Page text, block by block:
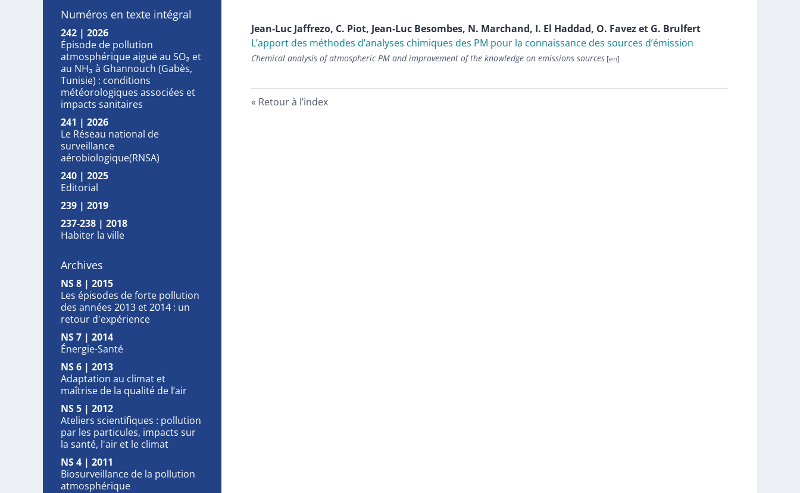
Numéros en texte intégral
242 | 2026
Épisode de pollution
atmosphérique aiguë au SO₂ et
au NH₃ à Ghannouch (Gabès,
Tunisie) : conditions
météorologiques associées et
impacts sanitaires
241 | 2026
Le Réseau national de
surveillance
aérobiologique(RNSA)
240 | 2025
Editorial
239 | 2019
237-238 | 2018
Habiter la ville
Archives
NS 8 | 2015
Les épisodes de forte pollution
des années 2013 et 2014 : un
retour d'expérience
NS 7 | 2014
Énergie-Santé
NS 6 | 2013
Adaptation au climat et
maîtrise de la qualité de l’air
NS 5 | 2012
Ateliers scientifiques : pollution
par les particules, impacts sur
la santé, l'air et le climat
NS 4 | 2011
Biosurveillance de la pollution
atmosphérique
Jean-Luc Jaffrezo, C. Piot, Jean-Luc Besombes, N. Marchand, I. El Haddad, O. Favezet G. Brulfert
L’apport des méthodes d’analyses chimiques des PM pour la connaissance des sources d’émission
Chemical analysis of atmospheric PM and improvement of the knowledge on emissions sources
Retour à l’index